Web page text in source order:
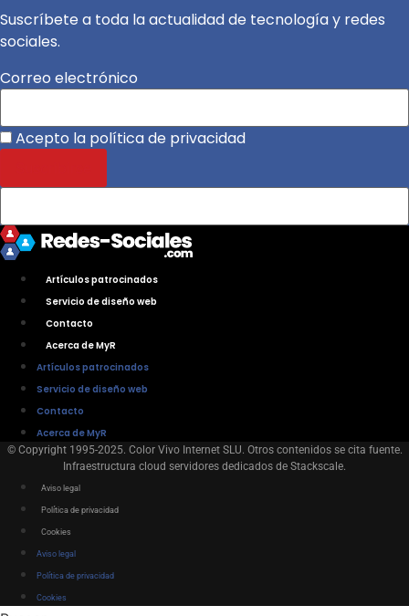
Suscríbete a toda la actualidad de tecnología y redes
sociales.
Correo electrónico
Acepto la política de privacidad
Artículos patrocinados
Servicio de diseño web
Contacto
Acerca de MyR
Artículos patrocinados
Servicio de diseño web
Contacto
Acerca de MyR
© Copyright 1995-2025. Color Vivo Internet SLU. Otros contenidos se cita fuente.
Infraestructura cloud servidores dedicados de Stackscale.
Aviso legal
Política de privacidad
Cookies
Aviso legal
Política de privacidad
Cookies